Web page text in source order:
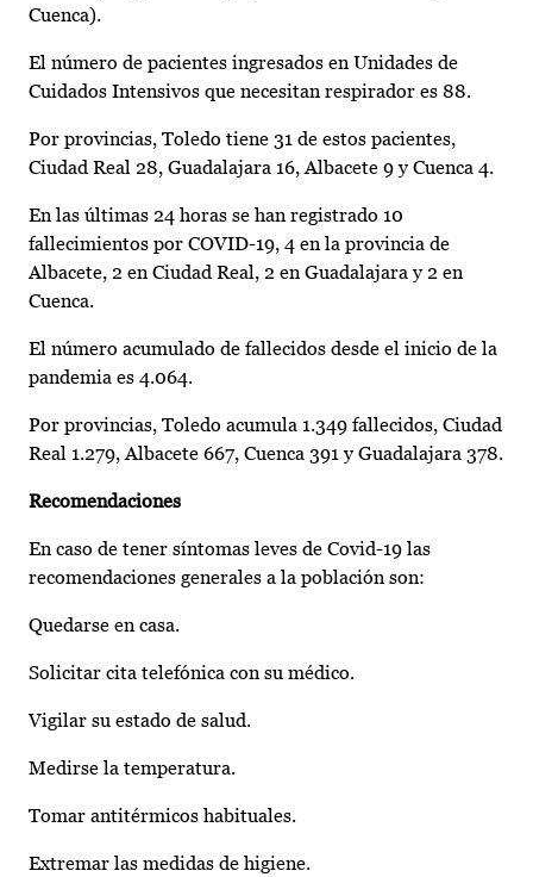
Cuenca).
El número de pacientes ingresados en Unidades de
Cuidados Intensivos que necesitan respirador es 88.
Por provincias, Toledo tiene 31 de estos pacientes,
Ciudad Real 28, Guadalajara 16, Albacete 9 y Cuenca 4.
En las últimas 24 horas se han registrado 10
fallecimientos por COVID-19, 4 en la provincia de
Albacete, 2 en Ciudad Real, 2 en Guadalajara y 2 en
Cuenca.
El número acumulado de fallecidos desde el inicio de la
pandemia es 4.064.
Por provincias, Toledo acumula 1.349 fallecidos, Ciudad
Real 1.279, Albacete 667, Cuenca 391 y Guadalajara 378.
Recomendaciones
En caso de tener síntomas leves de Covid-19 las
recomendaciones generales a la población son:
Quedarse en casa.
Solicitar cita telefónica con su médico.
Vigilar su estado de salud.
Medirse la temperatura.
Tomar antitérmicos habituales.
Extremar las medidas de higiene.